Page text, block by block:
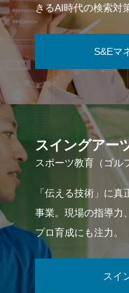
きるAI時代の検索対
S&Eマ
スイングアー
スポーツ教育（ゴル
「伝える技術」に
事業。現場の指導力
プロ育成にも注力。
スイ